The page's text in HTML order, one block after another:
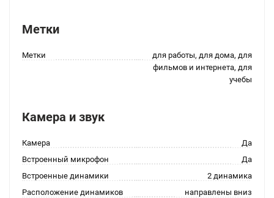
Метки
Метки
для работы, для дома, для
фильмов и интернета, для
учебы
Камера и звук
Камера
Да
Встроенный микрофон
Да
Встроенные динамики
2 динамика
Расположение динамиков
направлены вниз